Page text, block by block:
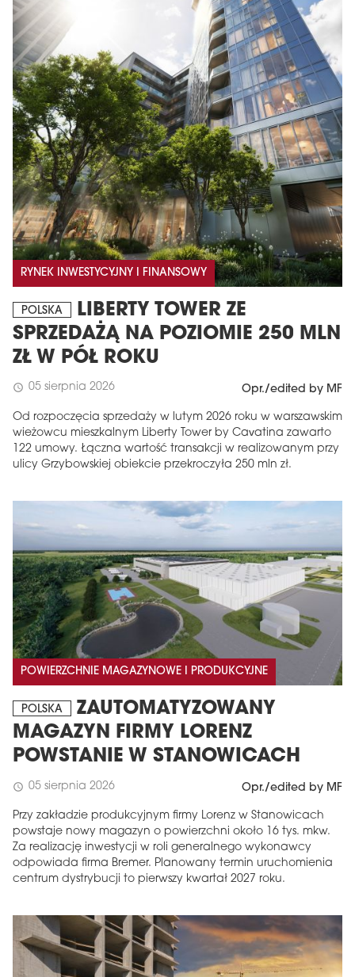
RYNEK INWESTYCYJNY I FINANSOWY
POLSKA
LIBERTY TOWER ZE
SPRZEDAŻĄ NA POZIOMIE 250 MLN
ZŁ W PÓŁ ROKU
schedule 05 sierpnia 2026 Opr./edited by MF
Od rozpoczęcia sprzedaży w lutym 2026 roku w warszawskim
wieżowcu mieszkalnym Liberty Tower by Cavatina zawarto
122 umowy. Łączna wartość transakcji w realizowanym przy
ulicy Grzybowskiej obiekcie przekroczyła 250 mln zł.
POWIERZCHNIE MAGAZYNOWE I PRODUKCYJNE
POLSKA
ZAUTOMATYZOWANY
MAGAZYN FIRMY LORENZ
POWSTANIE W STANOWICACH
schedule 05 sierpnia 2026 Opr./edited by MF
Przy zakładzie produkcyjnym firmy Lorenz w Stanowicach
powstaje nowy magazyn o powierzchni około 16 tys. mkw.
Za realizację inwestycji w roli generalnego wykonawcy
odpowiada firma Bremer. Planowany termin uruchomienia
centrum dystrybucji to pierwszy kwartał 2027 roku.